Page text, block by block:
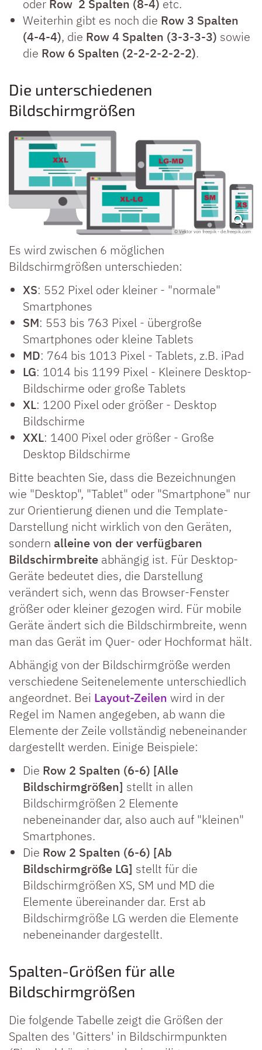
oder Row 2 Spalten (8-4) etc.
Weiterhin gibt es noch die Row 3 Spalten
(4-4-4), die Row 4 Spalten (3-3-3-3) sowie
die Row 6 Spalten (2-2-2-2-2-2).
Die unterschiedenen
Bildschirmgrößen
© Vektor von freepik - de.freepik.com
Es wird zwischen 6 möglichen
Bildschirmgrößen unterschieden:
XS: 552 Pixel oder kleiner - "normale"
Smartphones
SM: 553 bis 763 Pixel - übergroße
Smartphones oder kleine Tablets
MD: 764 bis 1013 Pixel - Tablets, z.B. iPad
LG: 1014 bis 1199 Pixel - Kleinere Desktop-
Bildschirme oder große Tablets
XL: 1200 Pixel oder größer - Desktop
Bildschirme
XXL: 1400 Pixel oder größer - Große
Desktop Bildschirme
Bitte beachten Sie, dass die Bezeichnungen
wie "Desktop", "Tablet" oder "Smartphone" nur
zur Orientierung dienen und die Template-
Darstellung nicht wirklich von den Geräten,
sondern alleine von der verfügbaren
Bildschirmbreite abhängig ist. Für Desktop-
Geräte bedeutet dies, die Darstellung
verändert sich, wenn das Browser-Fenster
größer oder kleiner gezogen wird. Für mobile
Geräte ändert sich die Bildschirmbreite, wenn
man das Gerät im Quer- oder Hochformat hält.
Abhängig von der Bildschirmgröße werden
verschiedene Seitenelemente unterschiedlich
angeordnet. Bei Layout-Zeilen wird in der
Regel im Namen angegeben, ab wann die
Elemente der Zeile vollständig nebeneinander
dargestellt werden. Einige Beispiele:
Die Row 2 Spalten (6-6) [Alle
Bildschirmgrößen] stellt in allen
Bildschirmgrößen 2 Elemente
nebeneinander dar, also auch auf "kleinen"
Smartphones.
Die Row 2 Spalten (6-6) [Ab
Bildschirmgröße LG] stellt für die
Bildschirmgrößen XS, SM und MD die
Elemente übereinander dar. Erst ab
Bildschirmgröße LG werden die Elemente
nebeneinander dargestellt.
Spalten-Größen für alle
Bildschirmgrößen
Die folgende Tabelle zeigt die Größen der
Spalten des 'Gitters' in Bildschirmpunkten